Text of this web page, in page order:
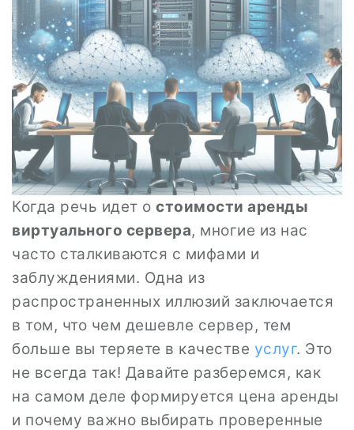
Когда речь идет о стоимости аренды
виртуального сервера, многие из нас
часто сталкиваются с мифами и
заблуждениями. Одна из
распространенных иллюзий заключается
в том, что чем дешевле сервер, тем
больше вы теряете в качестве услуг. Это
не всегда так! Давайте разберемся, как
на самом деле формируется цена аренды
и почему важно выбирать проверенные